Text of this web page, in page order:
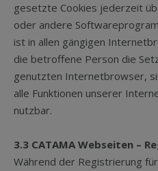
gesetzte Cookies jederzeit
oder andere
ist in allen gängigen
die betroffene Person die
genutzten Internetbrowser,
alle Funktionen unserer
nutzbar.
3.3 CATAMA Webseiten –
Während der Registrierung